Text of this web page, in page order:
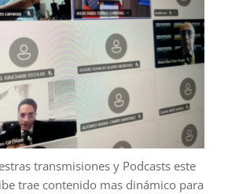
transmisiones y Podcasts este
trae contenido mas dinámico para